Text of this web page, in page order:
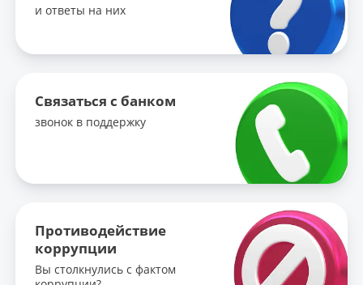
и ответы на них
Связаться с банком
звонок в поддержку
Противодействие
коррупции
Вы столкнулись с фактом